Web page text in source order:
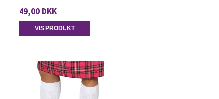
49,00 DKK
VIS PRODUKT